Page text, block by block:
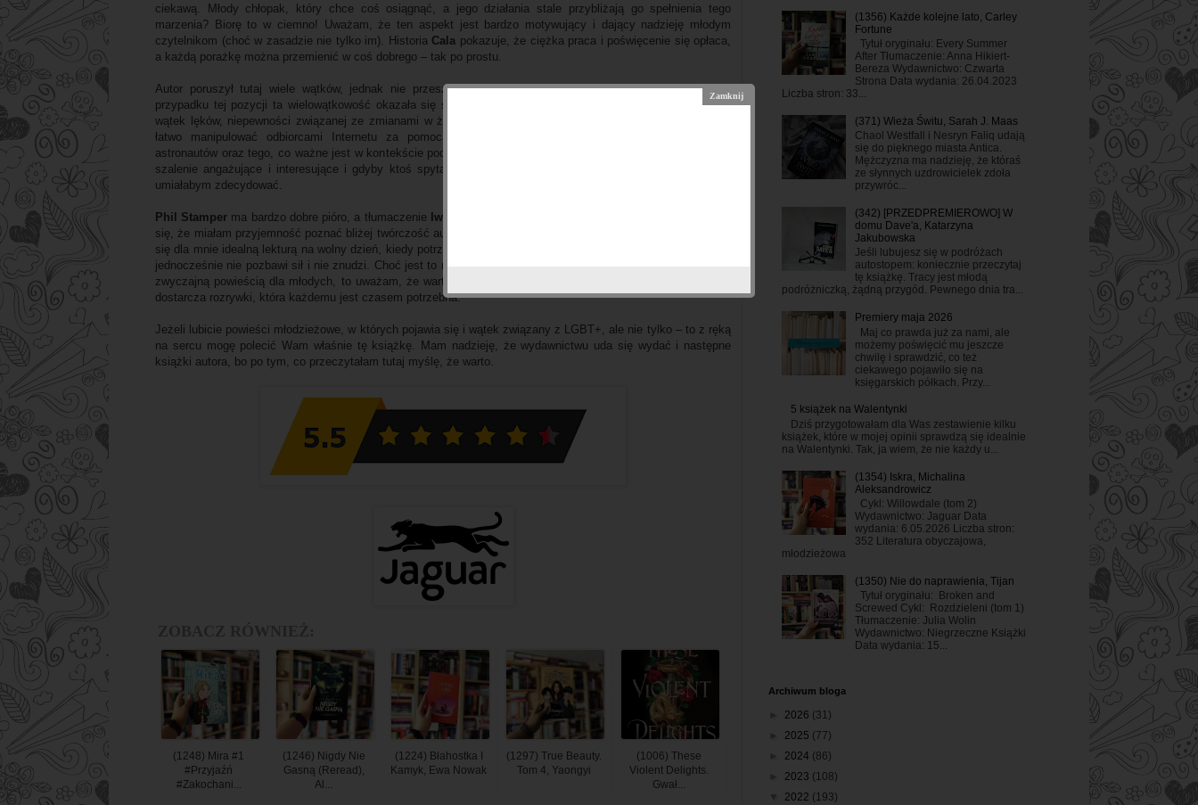
ciekawą. Młody chłopak, który chce coś osiągnąć, a jego działania stale przybliżają go spełnienia tego
marzenia? Biorę to w ciemno! Uważam, że ten aspekt jest bardzo motywujący i dający nadzieję młodym
czytelnikom (choć w zasadzie nie tylko im). Historia Cala pokazuje, że ciężka praca i poświęcenie się opłaca,
a każdą porażkę można przemienić w coś dobrego – tak po prostu.
Autor poruszył tutaj wiele wątków, jednak nie przeszkadzało to w lekturze. Jestem wręcz zdania, że w
przypadku tej pozycji ta wielowątkowość okazała się strzałem w dziesiątkę. Pojawił się tutaj między innymi
wątek lęków, niepewności związanej ze zmianami w życiu, temat mediów społecznościowych oraz tego, jak
łatwo manipulować odbiorcami Internetu za pomocą dobrze zmontowanego materiału, a także wątek
astronautów oraz tego, co ważne jest w kontekście podróży pozaziemskiej. Wszystkie te aspekty okazały się
szalenie angażujące i interesujące i gdyby ktoś spytał mnie, który z nich podobał mi się najbardziej – nie
umiałabym zdecydować.
Phil Stamper ma bardzo dobre pióro, a tłumaczenie Iwony Wasilewskiej
się, że miałam przyjemność poznać bliżej twórczość autora i historię Cala. Powieść
się dla mnie idealną lekturą na wolny dzień, kiedy potrzebuję czegoś, co skupi moją uwagę na jednej rzeczy, a
jednocześnie nie pozbawi sił i nie znudzi. Choć jest to młodzieżówka, która niektórym może wydać się kolejną
zwyczajną powieścią dla młodych, to uważam, że warto ją poznać. Przemyca ważne tematy, a jednocześnie
dostarcza rozrywki, która każdemu jest czasem potrzebna.
Jeżeli lubicie powieści młodzieżowe, w których pojawia się i wątek związany z LGBT+, ale nie tylko – to z ręką
na sercu mogę polecić Wam właśnie tę książkę. Mam nadzieję, że wydawnictwu uda się wydać i następne
książki autora, bo po tym, co przeczytałam tutaj myślę, że warto.
(1248) Mira #1
#przyjaźń
#zakochani...
(1246) Nigdy Nie
Gasną (reread),
Al...
(1224) Błahostka I
Kamyk, Ewa Nowak
(1297) True Beauty.
Tom 4, Yaongyi
(1006) These
Violent Delights.
Gwał...
(1356) Każde kolejne lato, Carley
Fortune
Tytuł oryginału: Every Summer
After Tłumaczenie: Anna Hikiert-
Bereza Wydawnictwo: Czwarta
Strona Data wydania: 26.04.2023
Liczba stron: 33...
(371) Wieża Świtu, Sarah J. Maas
Chaol Westfall i Nesryn Faliq udają
się do pięknego miasta Antica.
Mężczyzna ma nadzieję, że któraś
ze słynnych uzdrowicielek zdoła
przywróc...
(342) [PRZEDPREMIEROWO] W
domu Dave'a, Katarzyna
Jakubowska
Jeśli lubujesz się w podróżach
autostopem: koniecznie przeczytaj
tę książkę. Tracy jest młodą
podróżniczką, żądną przygód. Pewnego dnia tra...
Premiery maja 2026
Maj co prawda już za nami, ale
możemy poświęcić mu jeszcze
chwilę i sprawdzić, co też
ciekawego pojawiło się na
księgarskich półkach. Przy...
5 książek na Walentynki
Dziś przygotowałam dla Was zestawienie kilku
książek, które w mojej opinii sprawdzą się idealnie
na Walentynki. Tak, ja wiem, że nie każdy u...
(1354) Iskra, Michalina
Aleksandrowicz
Cykl: Willowdale (tom 2)
Wydawnictwo: Jaguar Data
wydania: 6.05.2026 Liczba stron:
352 Literatura obyczajowa,
młodzieżowa
(1350) Nie do naprawienia, Tijan
Tytuł oryginału: Broken and
Screwed Cykl: Rozdzieleni (tom 1)
Tłumaczenie: Julia Wolin
Wydawnictwo: Niegrzeczne Książki
Data wydania: 15...
Archiwum bloga
2026 (31)
2025 (77)
2024 (86)
2023 (108)
2022 (193)